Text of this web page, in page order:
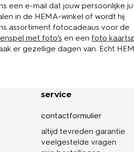
een e-mail dat jouw persoonlijke
in de HEMA-winkel of wordt hij
assortiment fotocadeaus voor de
met foto’s en een foto
er gezellige dagen van. Echt
service
contactformulier
altijd tevreden garantie
veelgestelde vragen